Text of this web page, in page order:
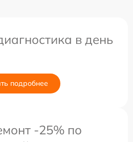
в день
подробнее
-25% по